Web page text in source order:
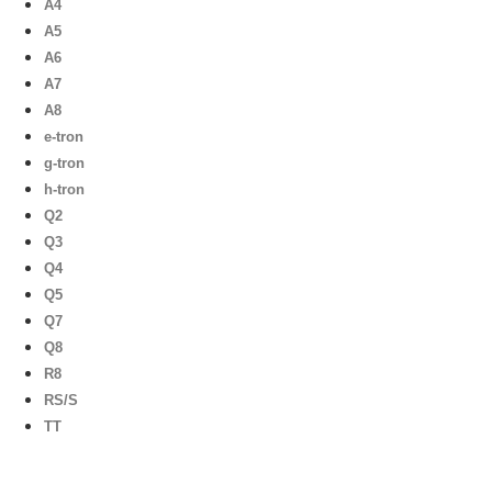
A4
A5
A6
A7
A8
e-tron
g-tron
h-tron
Q2
Q3
Q4
Q5
Q7
Q8
R8
RS/S
TT